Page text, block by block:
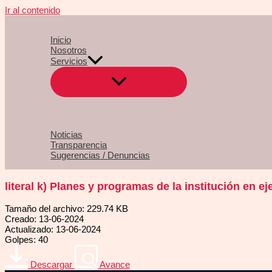
Ir al contenido
Inicio
Nosotros
Servicios
Noticias
Transparencia
Sugerencias / Denuncias
literal k) Planes y programas de la institución en
Tamaño del archivo: 229.74 KB
Creado: 13-06-2024
Actualizado: 13-06-2024
Golpes: 40
Descargar Avance